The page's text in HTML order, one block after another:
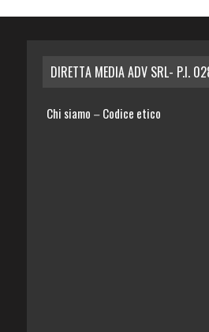
DIRETTA MEDIA ADV SRL- P.I.
Chi siamo – Codice etico